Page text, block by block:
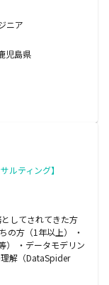
ニア
児島県
ルティング】
してされてきた方
の方（1年以上） ・
） ・データモデリン
解（DataSpider